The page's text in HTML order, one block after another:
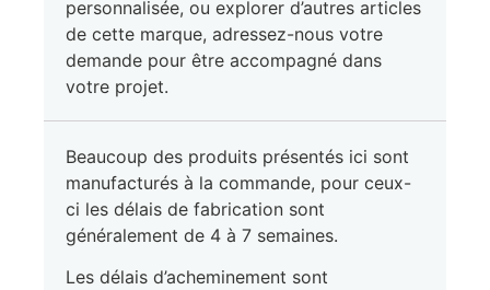
personnalisée, ou explorer d’autres articles
de cette marque, adressez-nous votre
demande pour être accompagné dans
votre projet.
Beaucoup des produits présentés ici sont
manufacturés à la commande, pour ceux-
ci les délais de fabrication sont
généralement de 4 à 7 semaines.
Les délais d’acheminement sont